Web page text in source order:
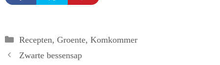
Categorieën
Recepten, Groente, Komkommer
Zwarte bessensap